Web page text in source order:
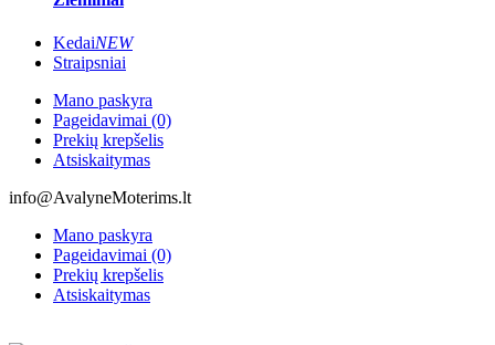
KedaiNEW
Straipsniai
Mano paskyra
Pageidavimai (0)
Prekių krepšelis
Atsiskaitymas
info@AvalyneMoterims.lt
Mano paskyra
Pageidavimai (0)
Prekių krepšelis
Atsiskaitymas